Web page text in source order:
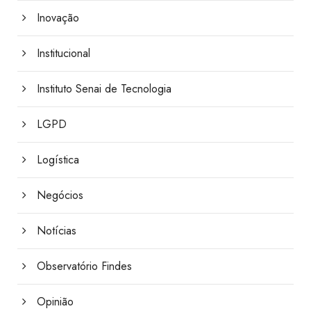
Inovação
Institucional
Instituto Senai de Tecnologia
LGPD
Logística
Negócios
Notícias
Observatório Findes
Opinião